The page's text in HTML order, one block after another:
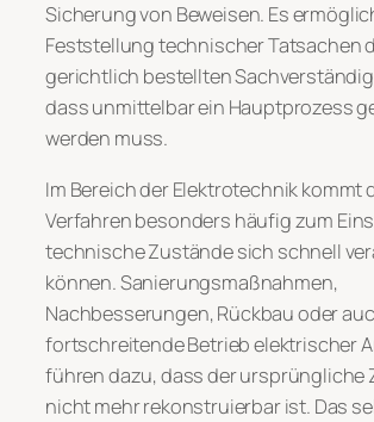
Sicherung von Beweisen. Es
Feststellung technischer Tatsachen
gerichtlich bestellten
dass unmittelbar ein Hauptprozess
werden muss.
Im Bereich der Elektrotechnik kommt
Verfahren besonders häufig zum
technische Zustände sich schnell
können. Sanierungsmaßnahmen,
Nachbesserungen, Rückbau oder
fortschreitende Betrieb elektrischer
führen dazu, dass der ursprüngliche
nicht mehr rekonstruierbar ist. Das